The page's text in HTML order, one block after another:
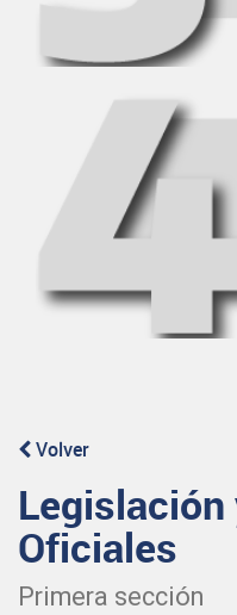
Volver
Oficiales
Primera sección